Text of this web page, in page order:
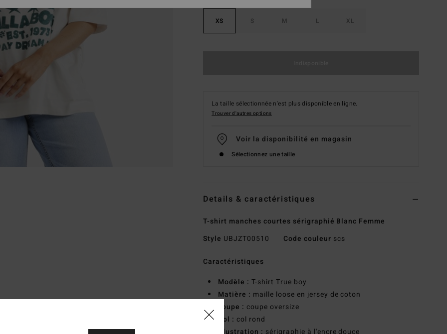
XS S M L XL
La taille sélectionnée n'est plus disponible en ligne.
Trouver d'autres options
Voir la disponibilité en magasin
Sélectionnez une taille
Details & caractéristiques
T-shirt manches courtes sérigraphié Blanc Femme
Style UBJZT00510 Code couleur scs
Caractéristiques
Modèle : T-shirt True boy
Matière : maille loose en jersey de coton
coupe : coupe oversize
Col : col rond